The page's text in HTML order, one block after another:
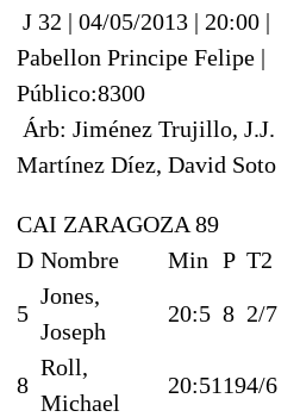
J 32 | 04/05/2013 | 20:00 |
Pabellon Principe Felipe |
Público:8300
Árb: Jiménez Trujillo, J.J.
Martínez Díez, David Soto
CAI ZARAGOZA 89
D Nombre Min P T2
5
Jones,
Joseph
20:5 8 2/7
8
Roll,
Michael
20:51194/6